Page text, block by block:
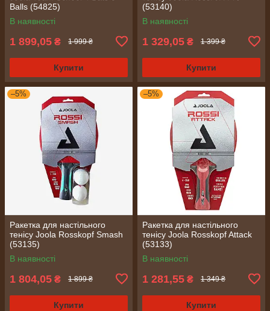
Balls (54825)
В наявності
1 899,05 ₴ 1 999 ₴
Купити
(53140)
В наявності
1 329,05 ₴ 1 399 ₴
Купити
–5%
Ракетка для настільного
тенісу Joola Rosskopf Smash
(53135)
В наявності
1 804,05 ₴ 1 899 ₴
Купити
–5%
Ракетка для настільного
тенісу Joola Rosskopf Attack
(53133)
В наявності
1 281,55 ₴ 1 349 ₴
Купити